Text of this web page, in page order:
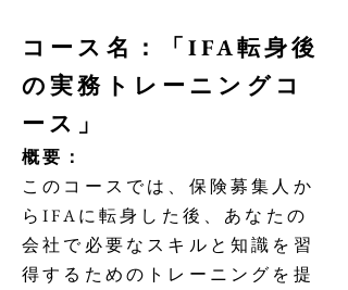
コース名：「IFA転身後
の実務トレーニングコ
ース」
概要：
このコースでは、保険募集人か
らIFAに転身した後、あなたの
会社で必要なスキルと知識を習
得するためのトレーニングを提